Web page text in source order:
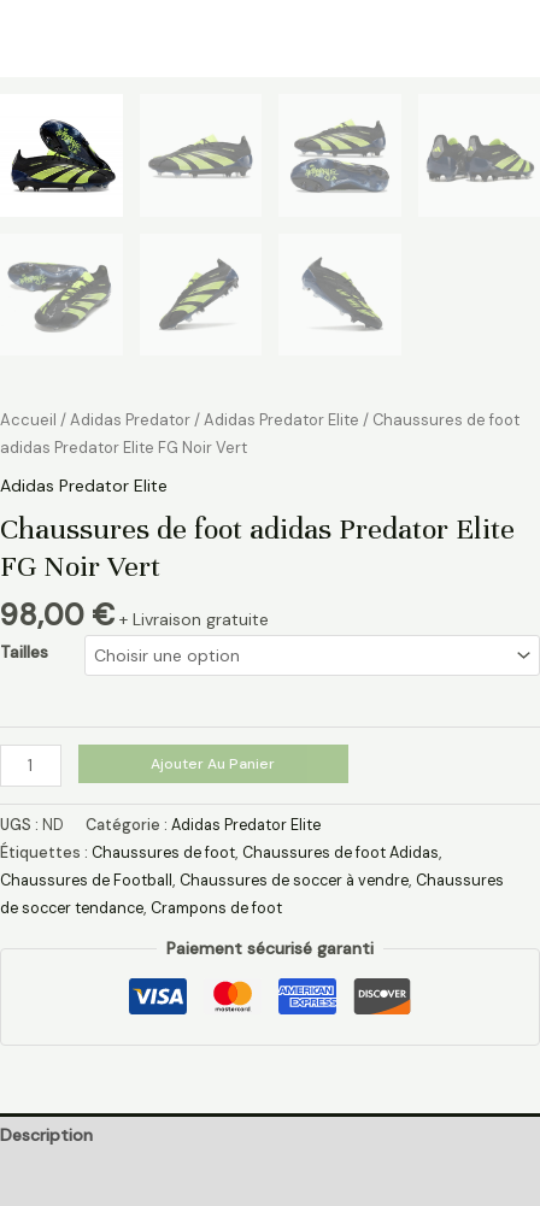
Accueil /Adidas Predator/Adidas Predator Elite / Chaussures de foot
adidas Predator Elite FG Noir Vert
Adidas Predator Elite
Chaussures de foot adidas Predator Elite
FG Noir Vert
98,00 € + Livraison gratuite
Tailles
Ajouter Au Panier
UGS : ND Catégorie : Adidas Predator Elite
Étiquettes : Chaussures de foot, Chaussures de foot Adidas​,
Chaussures de Football , Chaussures de soccer à vendre, Chaussures
de soccer tendance, Crampons de foot
Paiement sécurisé garanti
Description